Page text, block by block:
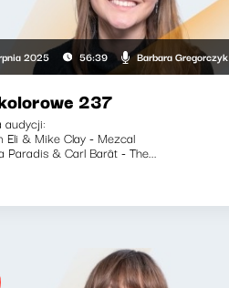
2025 56:39 Barbara Gregorczyk
237
audycji:
Eli & Mike Clay - Mezcal
Paradis & Carl Barât - The...